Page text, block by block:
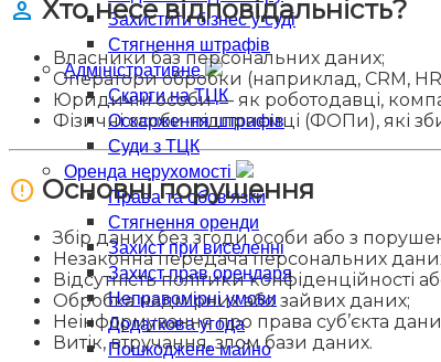
Захистити бізнес у суді
Стягнення штрафів
Адміністративне
Скарги на ТЦК
Оскарження штрафів
Суди з ТЦК
Оренда нерухомості
Права та обов'язки
Стягнення оренди
Захист при виселенні
Захист прав орендаря
Неправомірні умови
Додаткова угода
Пошкоджене майно
person Хто несе відповідальність?
Власники баз персональних даних;
Оператори обробки (наприклад, CRM,
Юридичні особи — як роботодавці,
Фізичні особи-підприємці (ФОПи), які
error Основні порушення
Збір даних без згоди особи або з
Незаконна передача персональних
Відсутність політики конфіденційності
Обробка надмірних або зайвих даних;
Неінформування про права суб’єкта
Витік, втручання, злом бази даних.